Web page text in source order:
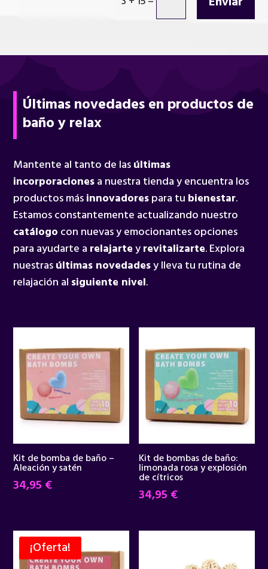
Últimas novedades en productos de
baño y relax
Mantente al tanto de lasúltimas
incorporacionesa nuestra tienda y encuentra los
productos másinnovadorespara tu bienestar.
Estamos constantemente actualizando nuestro
catálogo con nuevas y emocionantes opciones
para ayudarte a relajarteyrevitalizarte. Explora
nuestrasúltimas novedadesy lleva tu rutina de
relajación al siguiente nivel.
Kit de bomba de baño –
Aleación y satén
34,95 €
Kit de bombas de baño:
limonada rosa y explosión
de cítricos
34,95 €
¡Oferta!